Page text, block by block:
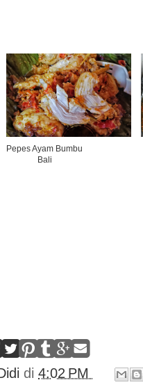
Pepes Ayam Bumbu
Bali
di 4:02 PM